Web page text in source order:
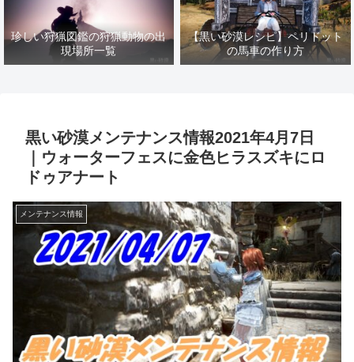
珍しい狩猟図鑑の狩猟動物の出
現場所一覧
【黒い砂漠レシピ】ペリドット
の馬車の作り方
黒い砂漠メンテナンス情報2021年4月7日
｜ウォーターフェスに金色ヒラスズキにロ
ドゥアナート
メンテナンス情報